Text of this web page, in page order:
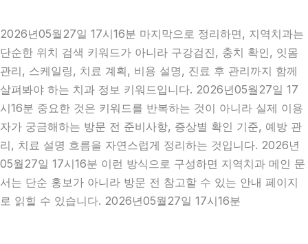
2026년05월27일 17시16분 마지막으로 정리하면, 지역치과는
단순한 위치 검색 키워드가 아니라 구강검진, 충치 확인, 잇몸
관리, 스케일링, 치료 계획, 비용 설명, 진료 후 관리까지 함께
살펴봐야 하는 치과 정보 키워드입니다. 2026년05월27일 17
시16분 중요한 것은 키워드를 반복하는 것이 아니라 실제 이용
자가 궁금해하는 방문 전 준비사항, 증상별 확인 기준, 예방 관
리, 치료 설명 흐름을 자연스럽게 정리하는 것입니다. 2026년
05월27일 17시16분 이런 방식으로 구성하면 지역치과 메인 문
서는 단순 홍보가 아니라 방문 전 참고할 수 있는 안내 페이지
로 읽힐 수 있습니다. 2026년05월27일 17시16분